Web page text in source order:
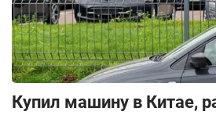
Купил машину в Китае,